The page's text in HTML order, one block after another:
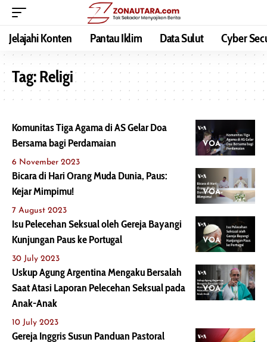
Jelajahi Konten Pantau Iklim Data Sulut Cyber
Tag:Religi
VOA
Komunitas Tiga Agama di AS Gelar Doa
Bersama bagi Perdamaian
6 November 2023
VOA
Bicara di Hari Orang Muda Dunia, Paus:
Kejar Mimpimu!
7 August 2023
VOA
Isu Pelecehan Seksual oleh Gereja Bayangi
Kunjungan Paus ke Portugal
30 July 2023
VOA
Uskup Agung Argentina Mengaku Bersalah
Saat Atasi Laporan Pelecehan Seksual pada
Anak-Anak
10 July 2023
Gereja Inggris Susun Panduan Pastoral